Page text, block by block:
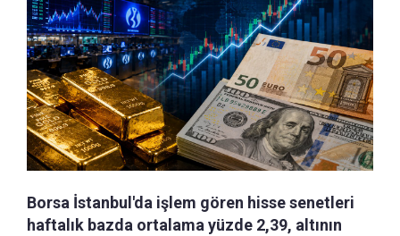
Borsa İstanbul'da işlem gören hisse senetleri
haftalık bazda ortalama yüzde 2,39, altının